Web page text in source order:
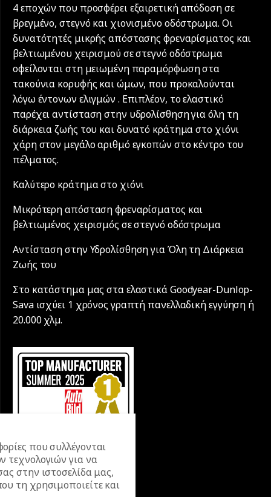
4 εποχών που προσφέρει εξαιρετική απόδοση σε
βρεγμένο, στεγνό και χιονισμένο οδόστρωμα. Οι
δυνατότητές μικρής απόστασης φρεναρίσματος και
βελτιωμένου χειρισμού σε στεγνό οδόστρωμα
οφείλονται στη μειωμένη παραμόρφωση στα
τακούνια κορυφής και ώμων, που προκαλούνται
λόγω έντονων ελιγμών . Επιπλέον, το ελαστικό
παρέχει αντίσταση στην υδρολίσθηση για όλη τη
διάρκεια ζωής του και δυνατό κράτημα στο χιόνι
χάρη στον μεγάλο αριθμό εγκοπών στο κέντρο του
πέλματος.
Καλύτερο κράτημα στο χιόνι
Μικρότερη απόσταση φρεναρίσματος και
βελτιωμένος χειρισμός σε στεγνό οδόστρωμα
Αντίσταση στην Υδρολίσθηση για Όλη τη Διάρκεια
Ζωής του
Στο κατάστημα μας στα ελαστικά Goodyear-Dunlop-
Sava ισχύει 1 χρόνος γραπτή πανελλαδική εγγύηση ή
20.000 χλµ.
που συλλέγονται
τεχνολογιών για να
στην ιστοσελίδα μας,
τη χρησιμοποιείτε και